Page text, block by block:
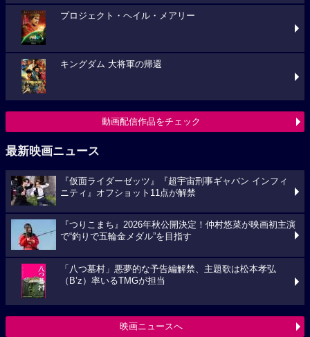
プロジェクト・ヘイル・メアリー
キングダム 大将軍の帰還
動画配信作品をチェック
最新映画ニュース
『仮面ライダーゼッツ』『超宇宙刑事ギャバン インフィ
ニティ』オフショット11点が解禁
『つりこまち』2026年秋公開決定！仲村悠菜が映画初主演
で“釣りで五輪金メダル”を目指す
「八つ墓村」悪夢的な予告編解禁、主題歌は松本孝弘
（B’z）率いるTMGが担当
映画ニュースへ